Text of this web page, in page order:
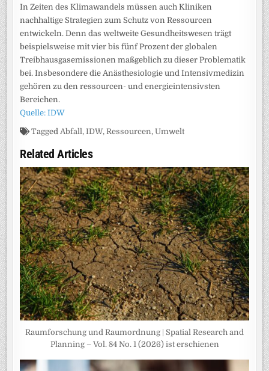
In Zeiten des Klimawandels müssen auch Kliniken
nachhaltige Strategien zum Schutz von Ressourcen
entwickeln. Denn das weltweite Gesundheitswesen trägt
beispielsweise mit vier bis fünf Prozent der globalen
Treibhausgasemissionen maßgeblich zu dieser Problematik
bei. Insbesondere die Anästhesiologie und Intensivmedizin
gehören zu den ressourcen- und energieintensivsten
Bereichen.
Quelle: IDW
TaggedAbfall,IDW,Ressourcen,Umwelt
Related Articles
Raumforschung und Raumordnung | Spatial Research and
Planning – Vol. 84 No. 1 (2026) ist erschienen